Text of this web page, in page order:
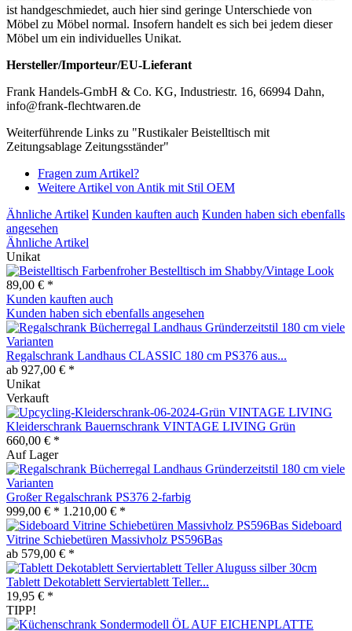
ist handgeschmiedet, auch hier sind geringe Unterschiede von
Möbel zu Möbel normal. Insofern handelt es sich bei jedem dieser
Möbel um ein individuelles Unikat.
Hersteller/Importeur/EU-Lieferant
Frank Handels-GmbH & Co. KG, Industriestr. 16, 66994 Dahn,
info@frank-flechtwaren.de
Weiterführende Links zu "Rustikaler Beistelltisch mit
Zeitungsablage Zeitungsständer"
Fragen zum Artikel?
Weitere Artikel von Antik mit Stil OEM
Ähnliche Artikel Kunden kauften auch Kunden haben sich ebenfalls
angesehen
Ähnliche Artikel
Unikat
Farbenfroher Bestelltisch im Shabby/Vintage Look
89,00 € *
Kunden kauften auch
Kunden haben sich ebenfalls angesehen
Regalschrank Landhaus CLASSIC 180 cm PS376 aus...
ab 927,00 € *
Unikat
Verkauft
Kleiderschrank Bauernschrank VINTAGE LIVING Grün
660,00 € *
Auf Lager
Großer Regalschrank PS376 2-farbig
999,00 € * 1.210,00 € *
Sideboard
Vitrine Schiebetüren Massivholz PS596Bas
ab 579,00 € *
Tablett Dekotablett Serviertablett Teller...
19,95 € *
TIPP!